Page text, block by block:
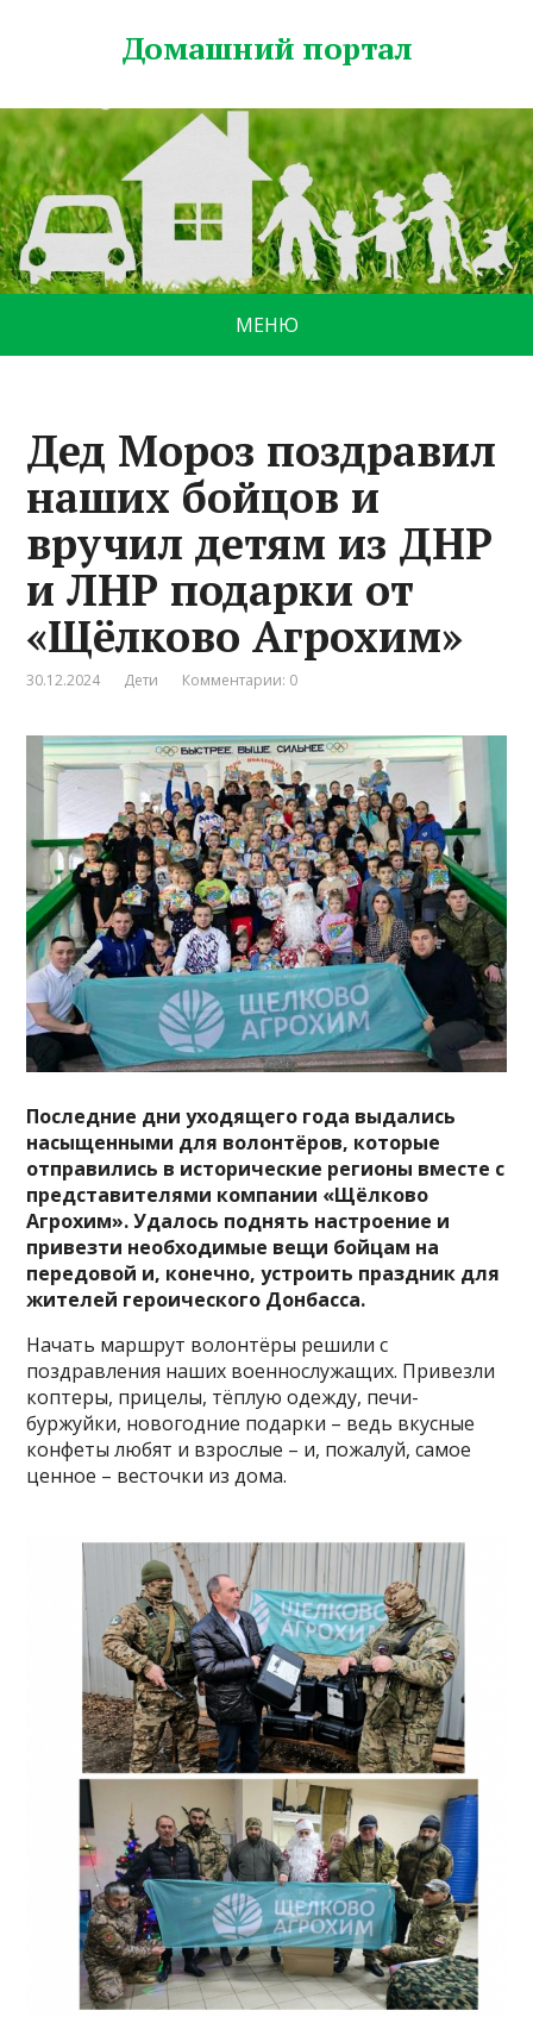
Домашний портал
МЕНЮ
Дед Мороз поздравил
наших бойцов и
вручил детям из ДНР
и ЛНР подарки от
«Щёлково Агрохим»
30.12.2024 Дети Комментарии: 0
Последние дни уходящего года выдались
насыщенными для волонтёров, которые
отправились в исторические регионы вместе с
представителями компании «Щёлково
Агрохим». Удалось поднять настроение и
привезти необходимые вещи бойцам на
передовой и, конечно, устроить праздник для
жителей героического Донбасса.
Начать маршрут волонтёры решили с
поздравления наших военнослужащих. Привезли
коптеры, прицелы, тёплую одежду, печи-
буржуйки, новогодние подарки – ведь вкусные
конфеты любят и взрослые – и, пожалуй, самое
ценное – весточки из дома.